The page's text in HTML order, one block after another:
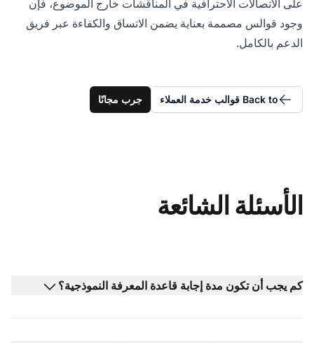
على الاتصالات الاحترافية في المناقشات خارج الموضوع، فإن
وجود قوالس مصممة بعناية يضمن الاتساق والكفاءة عبر فريق
الدعم بالكامل.
Back to قوالب خدمة العملاء جرب مجانًا
الأسئلة الشائعة
كم يجب أن تكون مدة إجابة قاعدة المعرفة النموذجية؟